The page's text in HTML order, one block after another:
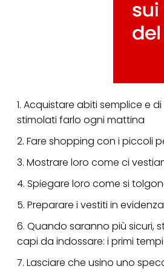
1. Acquistare abiti semplice e
stimolati farlo ogni mattina
2. Fare shopping con i piccoli
3. Mostrare loro come ci
4. Spiegare loro come si
5. Preparare i vestiti in
6. Quando saranno più sicuri,
capi da indossare: i primi
7. Lasciare che usino uno